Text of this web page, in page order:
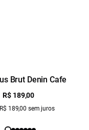
Brut Denin Cafe
R$ 189,00
189,00 sem juros